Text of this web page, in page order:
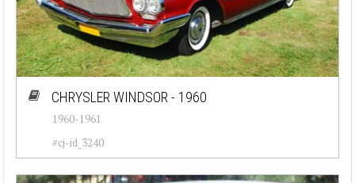
CHRYSLER WINDSOR - 1960
1960-1961
#cj-id_3240